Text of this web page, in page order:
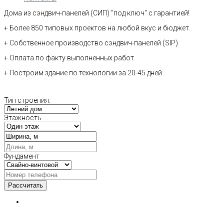
Дома из сэндвич-панелей (СИП) "под ключ" с гарантией!
+ Более 850 типовых проектов на любой вкус и бюджет.
+ Собственное производство сэндвич-панелей (SIP).
+ Оплата по факту выполненных работ.
+ Построим здание по технологии за 20-45 дней.
Тип строения:
Этажность
Фундамент